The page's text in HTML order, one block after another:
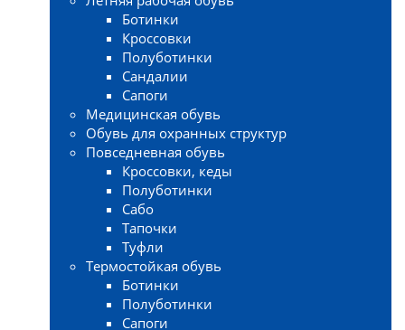
Ботинки
Кроссовки
Полуботинки
Сандалии
Сапоги
Медицинская обувь
Обувь для охранных структур
Повседневная обувь
Кроссовки, кеды
Полуботинки
Сабо
Тапочки
Туфли
Термостойкая обувь
Ботинки
Полуботинки
Сапоги